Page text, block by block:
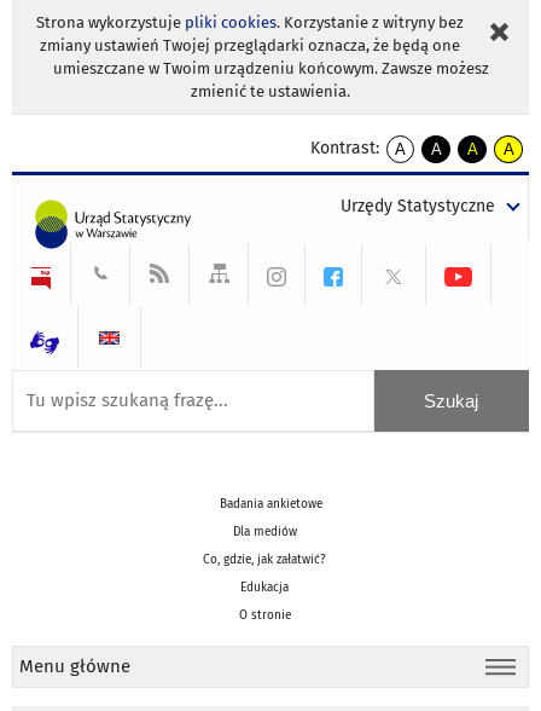
Strona wykorzystuje pliki cookies. Korzystanie z witryny bez
zmiany ustawień Twojej przeglądarki oznacza, że będą one
umieszczane w Twoim urządzeniu końcowym. Zawsze możesz
zmienić te ustawienia.
Kontrast:
A
kontrast
A
kontrast
tekst
czarnym
A
kontrast
tekst
czarnym
A
tekst
żółtym
Urzędy Statystyczne
Badania ankietowe
Dla mediów
Co, gdzie, jak załatwić?
Edukacja
O stronie
Menu główne